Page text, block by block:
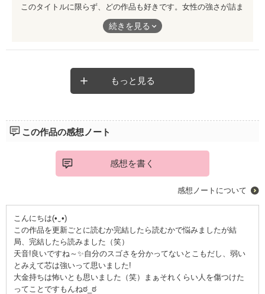
このタイトルに限らず、どの作品も好きです。女性の強さが詰ま
ってる！傷ついて、でも結局元サヤ作品が多い中、きちんと別れ
があり、その先の幸せを見付ける、魅力的な女性の姿が素敵だし
続きを見る
もっと見る
この作品の感想ノート
感想を書く
感想ノートについて
こんにちは(•‿•)
この作品を更新ごとに読むか完結したら読むかで悩みましたが結
局、完結したら読みました（笑）
天音!良いですね～✨自分のスゴさを分かってないとこもだし、弱い
とみえて芯は強いって思いました!
大金持ちは怖いとも思いました（笑）まぁそれくらい人を傷つけた
ってことですもんねಠ_ಠ